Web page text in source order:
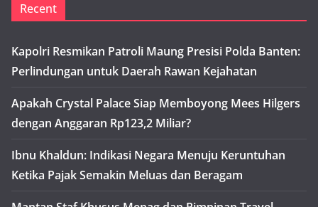
Recent
Kapolri Resmikan Patroli Maung Presisi Polda Banten:
Perlindungan untuk Daerah Rawan Kejahatan
Apakah Crystal Palace Siap Memboyong Mees Hilgers
dengan Anggaran Rp123,2 Miliar?
Ibnu Khaldun: Indikasi Negara Menuju Keruntuhan
Ketika Pajak Semakin Meluas dan Beragam